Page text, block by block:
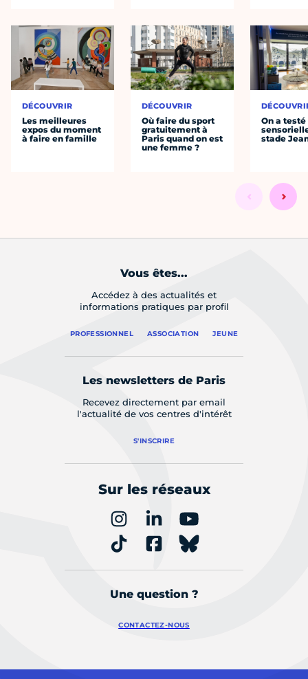
DÉCOUVRIR
Les meilleures
expos du moment
à faire en famille
DÉCOUVRIR
Où faire du sport
gratuitement à
Paris quand on est
une femme ?
On a
stade
Vous êtes...
Accédez à des actualités et
informations pratiques par profil
PROFESSIONNEL ASSOCIATION JEUNE
Les newsletters de Paris
Recevez directement par email
l'actualité de vos centres d'intérêt
S'INSCRIRE
Sur les réseaux
Une question ?
CONTACTEZ-NOUS